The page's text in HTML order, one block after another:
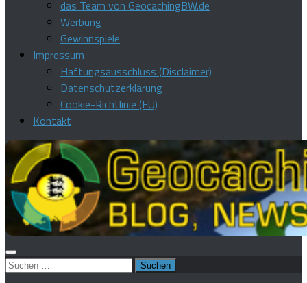
das Team von GeocachingBW.de
Werbung
Gewinnspiele
Impressum
Haftungsausschluss (Disclaimer)
Datenschutzerklärung
Cookie-Richtlinie (EU)
Kontakt
Suchen